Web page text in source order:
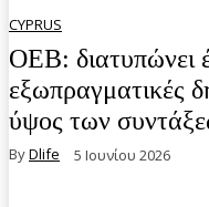
CYPRUS
ΟΕΒ: διατυπώνει
εξωπραγματικές
ύψος των
ByDlife 5 Ιουνίου 2026